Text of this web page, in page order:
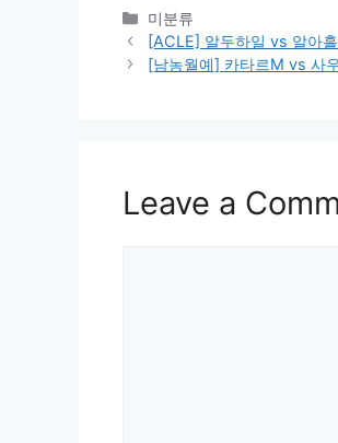
Categories
미분류
[ACLE] 알두하일 vs 알아
[남농월예] 카타르M vs 사
Leave a